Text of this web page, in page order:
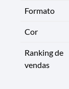
Formato
Cor
Ranking de
vendas